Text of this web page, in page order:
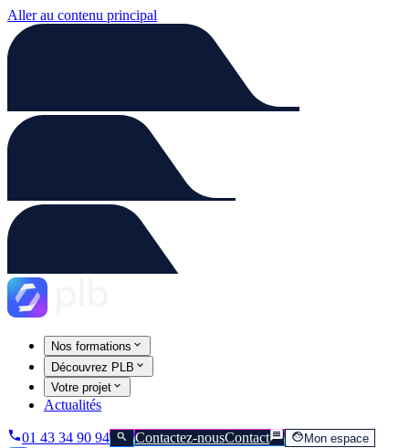
Aller au contenu principal
Nos formations
Découvrez PLB
Votre projet
Actualités
01 43 34 90 94 Contactez-nousContact Mon espace